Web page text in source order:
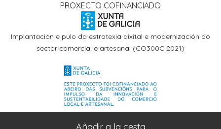
PROXECTO COFINANCIADO
Implantación e pulo da estratexia dixital e modernización do
sector comercial e artesanal (CO300C 2021)